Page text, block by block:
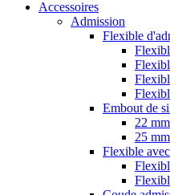
Accessoires
Admission
Flexible
Embout de
22 mm
25 mm
Flexible